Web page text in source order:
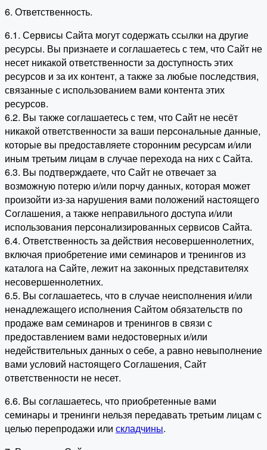
6. Ответственность.
6.1. Сервисы Сайта могут содержать ссылки на другие
ресурсы. Вы признаете и соглашаетесь с тем, что Сайт не
несет никакой ответственности за доступность этих
ресурсов и за их контент, а также за любые последствия,
связанные с использованием вами контента этих
ресурсов.
6.2. Вы также соглашаетесь с тем, что Сайт не несёт
никакой ответственности за ваши персональные данные,
которые вы предоставляете сторонним ресурсам и/или
иным третьим лицам в случае перехода на них с Сайта.
6.3. Вы подтверждаете, что Сайт не отвечает за
возможную потерю и/или порчу данных, которая может
произойти из-за нарушения вами положений настоящего
Соглашения, а также неправильного доступа и/или
использования персонализированных сервисов Сайта.
6.4. Ответственность за действия несовершеннолетних,
включая приобретение ими семинаров и тренингов из
каталога на Сайте, лежит на законных представителях
несовершеннолетних.
6.5. Вы соглашаетесь, что в случае неисполнения и/или
ненадлежащего исполнения Сайтом обязательств по
продаже вам семинаров и тренингов в связи с
предоставлением вами недостоверных и/или
недействительных данных о себе, а равно невыполнение
вами условий настоящего Соглашения, Сайт
ответственности не несет.
6.6. Вы соглашаетесь, что приобретенные вами
семинары и тренинги нельзя передавать третьим лицам с
целью перепродажи или складчины.